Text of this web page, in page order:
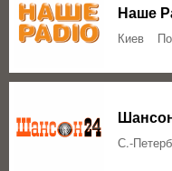
Наше
Киев
С.-